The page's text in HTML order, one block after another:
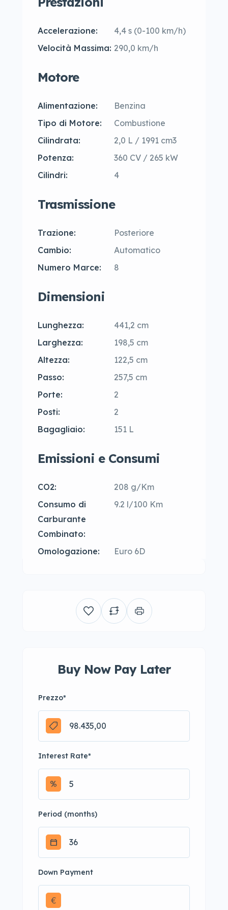
Accelerazione:
4,4 s (0-100 km/h)
Velocità Massima: 290,0 km/h
Motore
Alimentazione:
Benzina
Tipo di Motore:
Combustione
Cilindrata:
2,0 L / 1991 cm3
Potenza:
360 CV / 265 kW
Cilindri:
4
Trasmissione
Trazione:
Posteriore
Cambio:
Automatico
Numero Marce:
8
Dimensioni
Lunghezza:
441,2 cm
Larghezza:
198,5 cm
Altezza:
122,5 cm
Passo:
257,5 cm
Porte:
2
Posti:
2
Bagagliaio:
151 L
Emissioni e Consumi
CO2:
208 g/Km
Consumo di
Carburante
Combinato:
9.2 l/100 Km
Omologazione: Euro 6D
Buy Now Pay Later
Prezzo*
Interest Rate*
Period (months)
Down Payment
€